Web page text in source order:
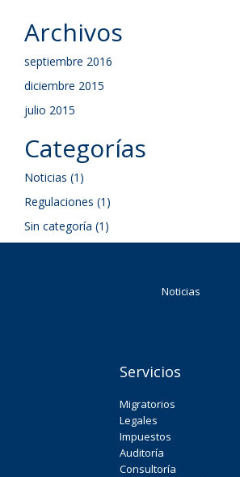
Archivos
septiembre 2016
diciembre 2015
julio 2015
Categorías
Noticias (1)
Regulaciones (1)
Sin categoría (1)
Noticias
Servicios
Migratorios
Legales
Impuestos
Auditoría
Consultoría